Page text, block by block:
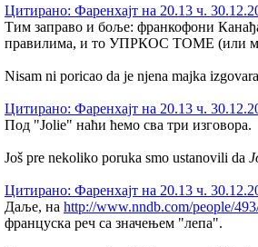
Цитирано: Фаренхајт на 20.13 ч.
Тим заправо и боље: франкофони
правилима, и то УПРКОС ТОМЕ (или
Nisam ni poricao da je njena majka
Цитирано: Фаренхајт на 20.13 ч.
Под "Jolie" наћи ћемо сва три изговора.
Još pre nekoliko poruka smo ustanovili da
Цитирано: Фаренхајт на 20.13 ч.
Даље, на http://www.nndb.com/people/
француска реч са значењем "лепа".